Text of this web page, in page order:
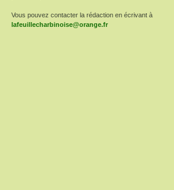
Vous pouvez contacter la rédaction en écrivant à
lafeuillecharbinoise@orange.fr